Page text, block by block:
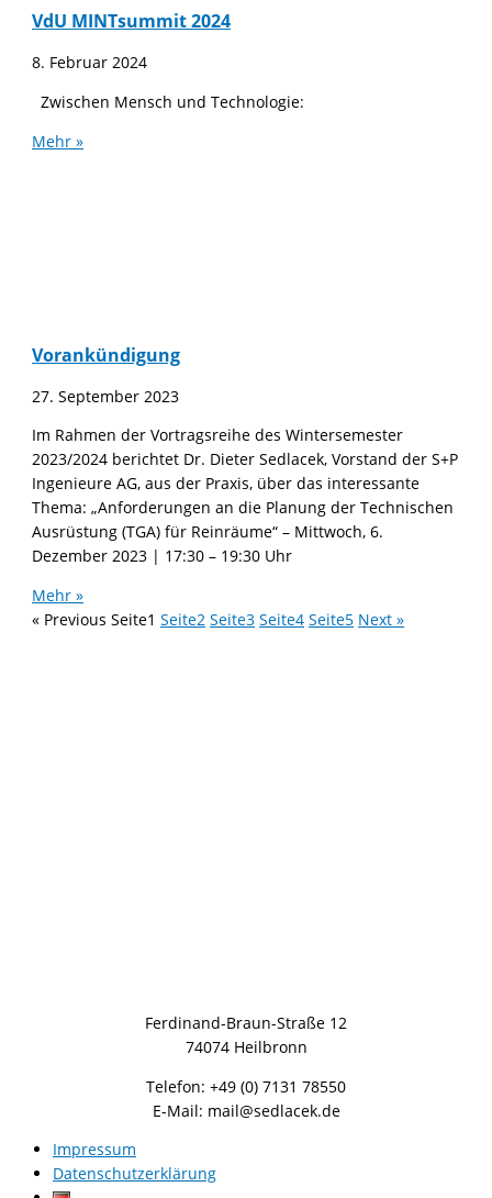
VdU MINTsummit 2024
8. Februar 2024
Zwischen Mensch und Technologie:
Mehr »
Vorankündigung
27. September 2023
Im Rahmen der Vortragsreihe des Wintersemester
2023/2024 berichtet Dr. Dieter Sedlacek, Vorstand der S+P
Ingenieure AG, aus der Praxis, über das interessante
Thema: „Anforderungen an die Planung der Technischen
Ausrüstung (TGA) für Reinräume“ – Mittwoch, 6.
Dezember 2023 | 17:30 – 19:30 Uhr
Mehr »
« Previous Seite1 Seite2 Seite3 Seite4 Seite5 Next »
Ferdinand-Braun-Straße 12
74074 Heilbronn
Telefon: +49 (0) 7131 78550
E-Mail: mail@sedlacek.de
Impressum
Datenschutzerklärung